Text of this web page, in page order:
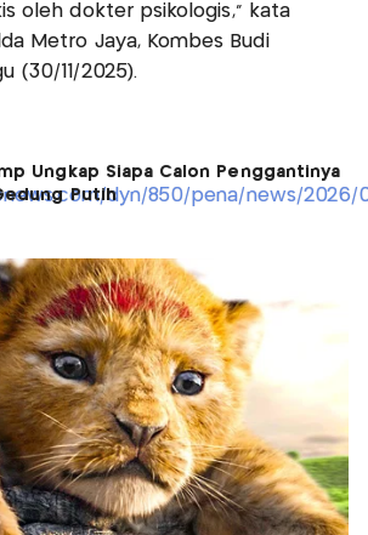
oleh dokter psikologis,” kata
Metro Jaya, Kombes Budi
(30/11/2025).
Ungkap Siapa Calon Penggantinya
Putih